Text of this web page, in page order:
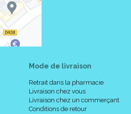
Mode de livraison
Retrait dans la pharmacie
Livraison chez vous
Livraison chez un commerçant
Conditions de retour